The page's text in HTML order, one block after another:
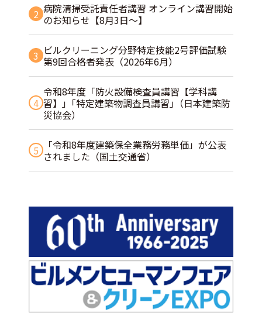
2 病院清掃受託責任者講習 オンライン講習開始
のお知らせ【8月3日～】
3 ビルクリーニング分野特定技能2号評価試験
第9回合格者発表（2026年6月）
4
令和8年度「防火設備検査員講習【学科講
習】」｢特定建築物調査員講習｣（日本建築防
災協会）
5
「令和8年度建築保全業務労務単価」が公表
されました（国土交通省）